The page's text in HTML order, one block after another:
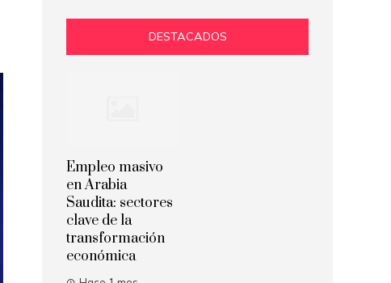
DESTACADOS
Empleo masivo
en Arabia
Saudita: sectores
clave de la
transformación
económica